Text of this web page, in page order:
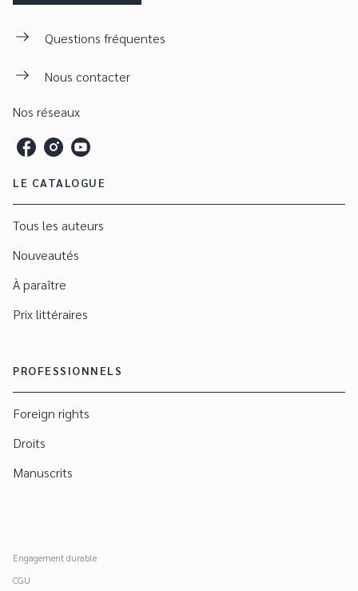
Questions fréquentes
Nous contacter
Nos réseaux
LE CATALOGUE
Tous les auteurs
Nouveautés
À paraître
Prix littéraires
PROFESSIONNELS
Foreign rights
Droits
Manuscrits
Engagement durable
CGU